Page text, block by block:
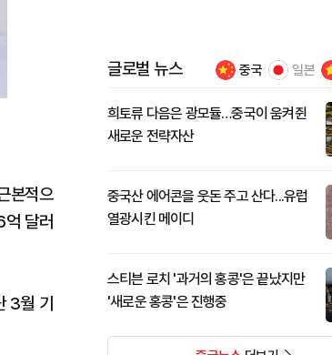
본적으
달러
3월 기
글로벌 뉴스 중국 일본
희토류 다음은 광모듈…중국이 움켜쥔
새로운 전략자산
중국산 에어콘을 웃돈 주고 산다...유럽
열광시킨 메이디
스티븐 로치 '과거의 홍콩'은 끝났지만
'새로운 홍콩'은 진행중